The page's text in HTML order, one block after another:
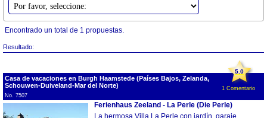
Encontrado un total de 1 propuestas.
Resultado:
5.0
1 Comentario
Casa de vacaciones en Burgh Haamstede (Países Bajos, Zelanda,
Schouwen-Duiveland-Mar del Norte)
No. 7507
Ferienhaus Zeeland - La Perle (Die Perle)